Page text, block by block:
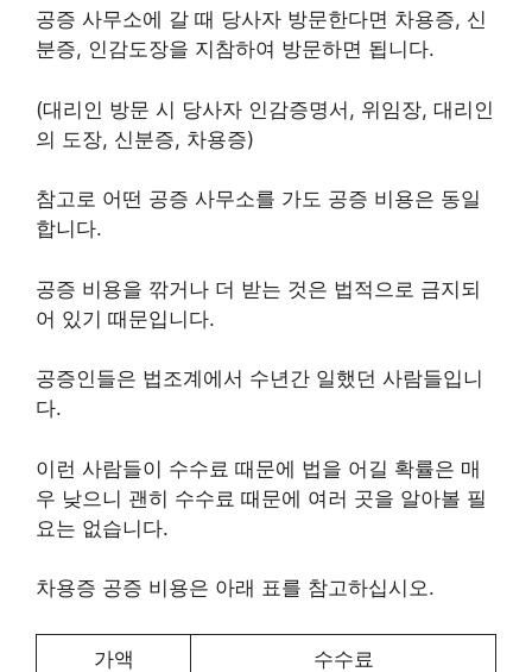
공증 사무소에 갈 때 당사자 방문한다면 차용증, 신
분증, 인감도장을 지참하여 방문하면 됩니다.
(대리인 방문 시 당사자 인감증명서, 위임장, 대리인
의 도장, 신분증, 차용증)
참고로 어떤 공증 사무소를 가도 공증 비용은 동일
합니다.
공증 비용을 깎거나 더 받는 것은 법적으로 금지되
어 있기 때문입니다.
공증인들은 법조계에서 수년간 일했던 사람들입니
다.
이런 사람들이 수수료 때문에 법을 어길 확률은 매
우 낮으니 괜히 수수료 때문에 여러 곳을 알아볼 필
요는 없습니다.
차용증 공증 비용은 아래 표를 참고하십시오.
가액 수수료